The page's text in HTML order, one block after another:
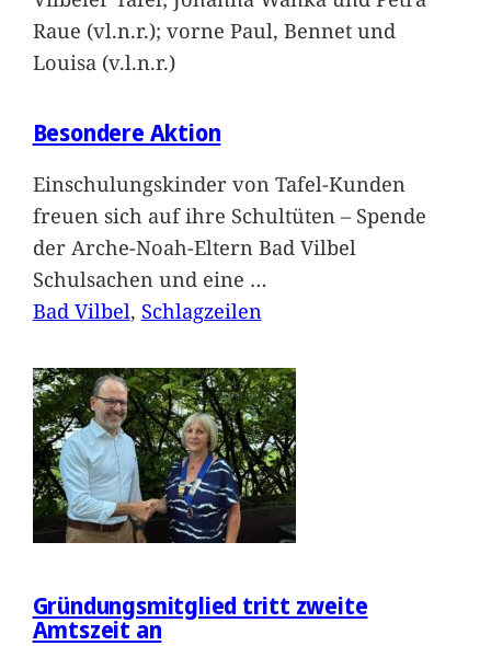
Raue (vl.n.r.); vorne Paul, Bennet und
Louisa (v.l.n.r.)
Besondere Aktion
Einschulungskinder von Tafel-Kunden
freuen sich auf ihre Schultüten – Spende
der Arche-Noah-Eltern Bad Vilbel
Schulsachen und eine …
Bad Vilbel, Schlagzeilen
Gründungsmitglied tritt zweite
Amtszeit an